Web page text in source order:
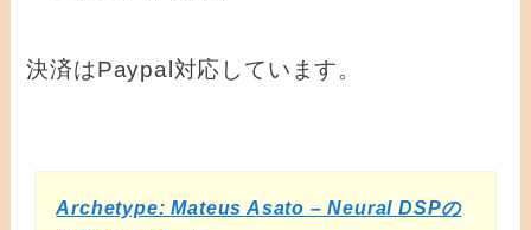
決済はPaypal対応しています。
Archetype: Mateus Asato – Neural DSPの